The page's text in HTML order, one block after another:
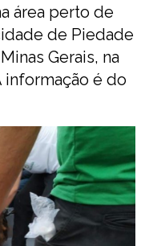
área perto de
de Piedade
Gerais, na
informação é do